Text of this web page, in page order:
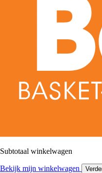
Subtotaal winkelwagen
Bekijk mijn winkelwagen